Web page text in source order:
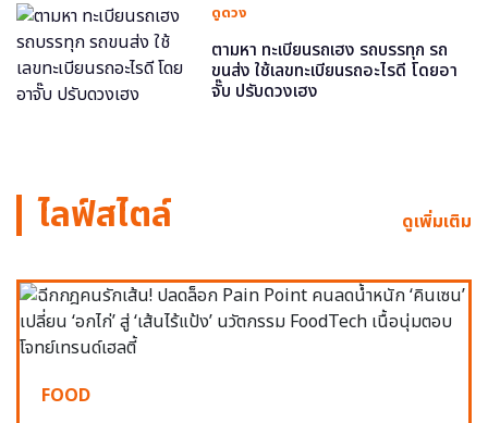
ดูดวง
ตามหา ทะเบียนรถเฮง รถบรรทุก รถ
ขนส่ง ใช้เลขทะเบียนรถอะไรดี โดยอา
จั๊บ ปรับดวงเฮง
ไลฟ์สไตล์ ดูเพิ่มเติม
FOOD